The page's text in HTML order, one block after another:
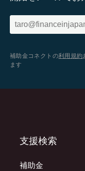
補助金コネクトの利用規約
ます
支援検索
補助金